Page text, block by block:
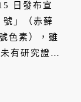
日發布宣
」（赤蘚
色素），雖
有研究證明